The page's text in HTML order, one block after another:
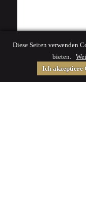
Diese Seiten verwenden
bieten.
Ich akzeptiere